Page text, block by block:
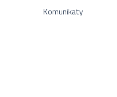
Komunikaty